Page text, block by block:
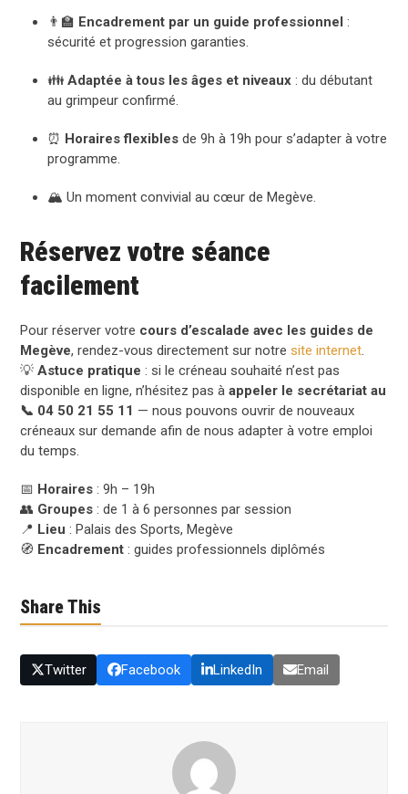
👨‍🏫 Encadrement par un guide professionnel :
sécurité et progression garanties.
👪Adaptée à tous les âges et niveaux : du débutant
au grimpeur confirmé.
⏰ Horaires flexibles de 9h à 19h pour s’adapter à votre
programme.
🏔️ Un moment convivial au cœur de Megève.
Réservez votre séance
facilement
Pour réserver votre cours d’escalade avec les guides de
Megève, rendez-vous directement sur notresite internet.
💡Astuce pratique : si le créneau souhaité n’est pas
disponible en ligne, n’hésitez pas àappeler le secrétariat au
📞 04 50 21 55 11 — nous pouvons ouvrir de nouveaux
créneaux sur demande afin de nous adapter à votre emploi
du temps.
📅 Horaires : 9h – 19h
👥 Groupes : de 1 à 6 personnes par session
📍 Lieu : Palais des Sports, Megève
🧭 Encadrement : guides professionnels diplômés
Share This
Twitter Facebook LinkedIn Email